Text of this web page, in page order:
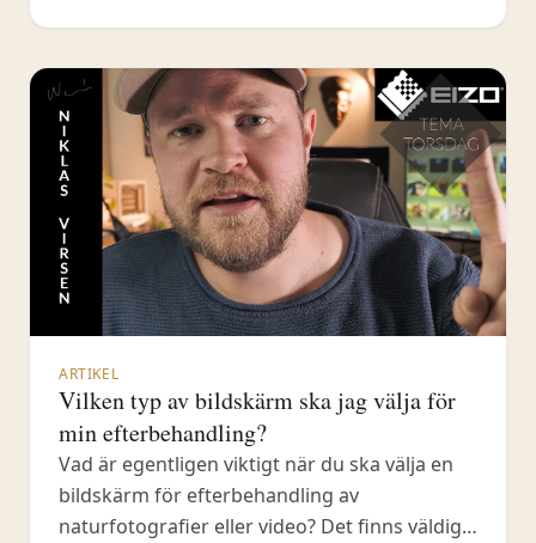
ARTIKEL
Vilken typ av bildskärm ska jag välja för
min efterbehandling?
Vad är egentligen viktigt när du ska välja en
bildskärm för efterbehandling av
naturfotografier eller video? Det finns väldigt